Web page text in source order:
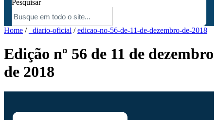
Pesquisar
Home / _diario-oficial /edicao-no-56-de-11-de-dezembro-de-2018
Edição nº 56 de 11 de dezembro
de 2018